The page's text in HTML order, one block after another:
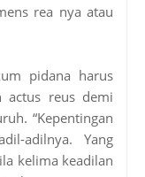
rea nya atau
pidana harus
actus reus demi
“Kepentingan
adilnya. Yang
kelima keadilan